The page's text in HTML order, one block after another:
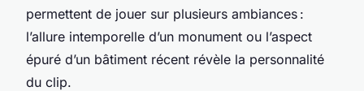
permettent de jouer sur plusieurs ambiances :
l’allure intemporelle d’un monument ou l’aspect
épuré d’un bâtiment récent révèle la personnalité
du clip.